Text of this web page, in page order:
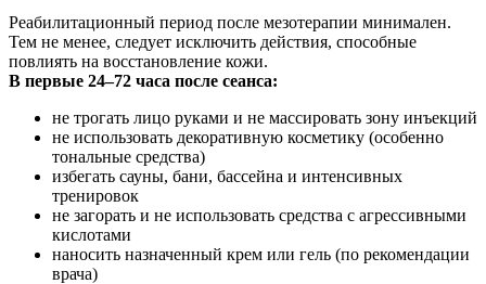
Реабилитационный период после мезотерапии минимален.
Тем не менее, следует исключить действия, способные
повлиять на восстановление кожи.
В первые 24–72 часа после сеанса:
не трогать лицо руками и не массировать зону инъекций
не использовать декоративную косметику (особенно
тональные средства)
избегать сауны, бани, бассейна и интенсивных
тренировок
не загорать и не использовать средства с агрессивными
кислотами
наносить назначенный крем или гель (по рекомендации
врача)